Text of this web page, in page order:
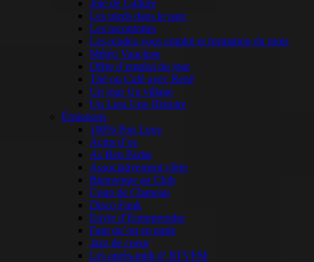
Joie de Culture
Les pieds dans le parc
Les racontottes
Les rendez vous emploi et formation du mois
Météo Vaucluse
Offre d’emploi du jour
Thé ou Café avec René
Un jour Un village
Un Lieu Une Histoire
Émissions
100% Pop Love
Actus d’oc
As Ben Parlat
Associativement vôtre
Bienvenue au Club
Coup de Chapeau
Disco Funk
Envie d’Entreprendre
Faut qu’on en parle
Jazz de coeur
Les après-midi d’ RTVFM